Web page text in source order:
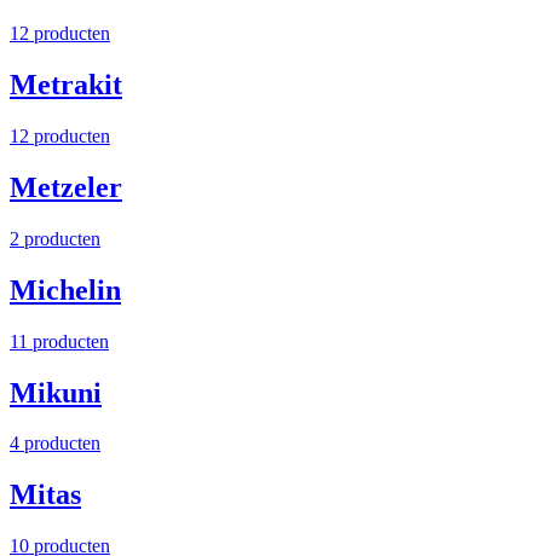
12 producten
Metrakit
12 producten
Metzeler
2 producten
Michelin
11 producten
Mikuni
4 producten
Mitas
10 producten